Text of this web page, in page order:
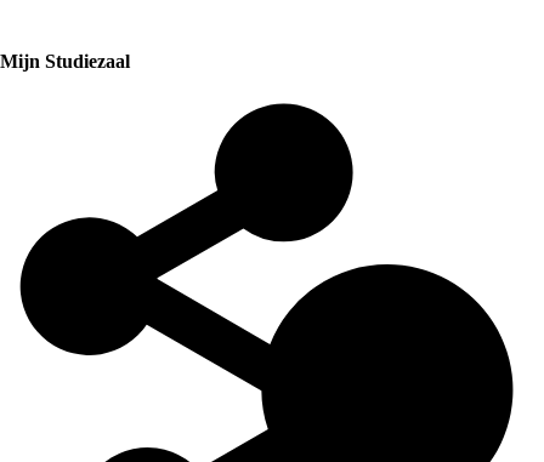
Mijn Studiezaal